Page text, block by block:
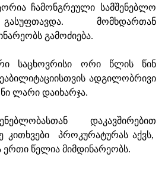
ჩამონგრეული სამშენებლო
მომხდართან
გამოძიება.
საცხოვრისი ორი წლის წინ
ადგილობრივი
ლარი დაიხარჯა.
დაკავშირებით
კითხვები პროკურატურას აქვს,
წელია მიმდინარეობს.